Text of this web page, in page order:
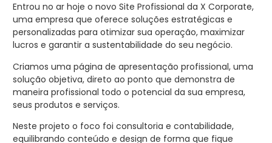
Entrou no ar hoje o novo Site Profissional da X Corporate,
uma empresa que oferece soluções estratégicas e
personalizadas para otimizar sua operação, maximizar
lucros e garantir a sustentabilidade do seu negócio.
Criamos uma página de apresentação profissional, uma
solução objetiva, direto ao ponto que demonstra de
maneira profissional todo o potencial da sua empresa,
seus produtos e serviços.
Neste projeto o foco foi consultoria e contabilidade,
equilibrando conteúdo e design de forma que fique